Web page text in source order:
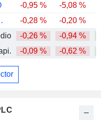
-0,95 % -5,08 %
INC.
-0,28 % -0,20 %
-0,26 % -0,94 %
-0,09 % -0,62 %